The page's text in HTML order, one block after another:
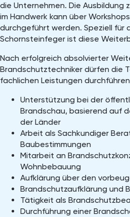
die Unternehmen. Die Ausbildung
im Handwerk kann über
durchgeführt werden. Speziell für
Schornsteinfeger ist diese
Nach erfolgreich absolvierter
Brandschutztechniker dürfen die
fachlichen Leistungen
Unterstützung bei der
Brandschau, basierend auf
der Länder
Arbeit als Sachkundiger
Baubestimmungen
Mitarbeit an
Wohnbebauung
Aufklärung über den
Brandschutzaufklärung und
Tätigkeit als
Durchführung einer